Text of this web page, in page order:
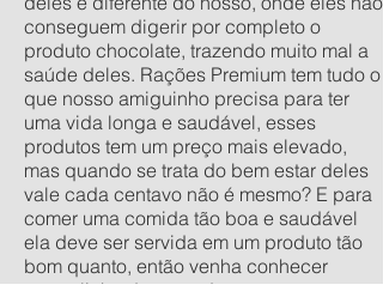
conseguem digerir por completo o
produto chocolate, trazendo muito mal a
saúde deles. Rações Premium tem tudo o
que nosso amiguinho precisa para ter
uma vida longa e saudável, esses
produtos tem um preço mais elevado,
mas quando se trata do bem estar deles
vale cada centavo não é mesmo? E para
comer uma comida tão boa e saudável
ela deve ser servida em um produto tão
bom quanto, então venha conhecer
nossa linha de comedouros